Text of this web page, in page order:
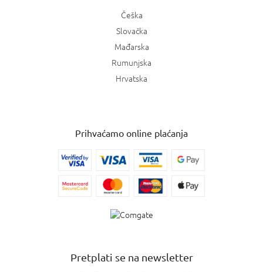
Češka
Slovačka
Mađarska
Rumunjska
Hrvatska
Prihvaćamo online plaćanja
Pretplati se na newsletter